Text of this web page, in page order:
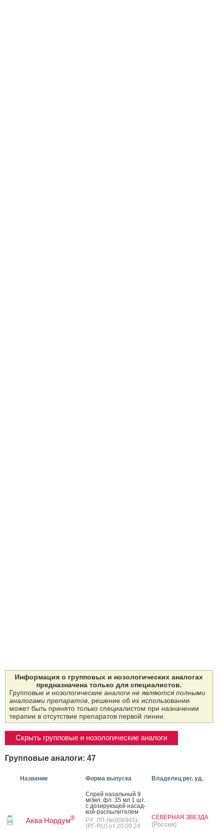
Информация о групповых и нозологических аналогах
предназначена только для специалистов.
Групповые и нозологические аналоги не являются полными
аналогами препаратов, решение об их использовании
может быть принято только специалистом при назначении
терапии в отсутствие препаратов первой линии.
Скрыть групповые и нозологические аналоги
Групповые аналоги: 47
Название Форма выпуска Владелец рег. уд.
Аква Нордум®
Спрей на­заль­ный 9
мг/мл: фл. 35 мл 1 шт.
с до­зиру­ющей на­сад­
кой-рас­пы­лите­лем
РУ: ЛП-№(006945)-
(РГ-RU) от 20.09.24
СЕВЕРНАЯ ЗВЕЗДА
(Россия)